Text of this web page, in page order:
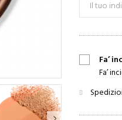
Fa’
Fa’